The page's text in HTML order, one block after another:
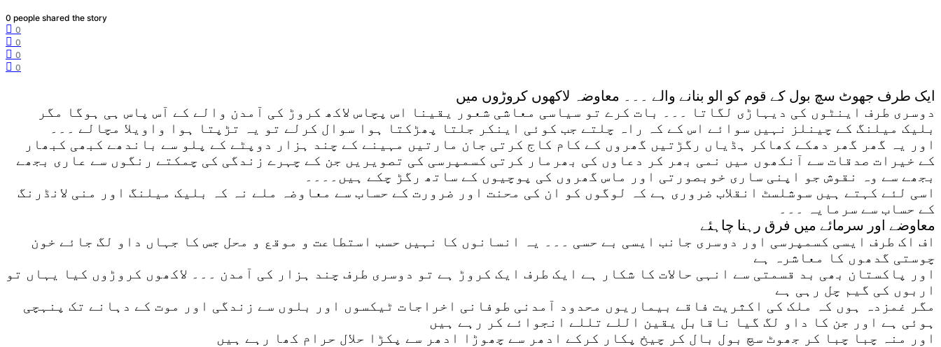
0 people shared the story
0
0
0
0
ایک طرف جھوٹ سچ بول کے قوم کو الو بنانے والے ۔۔۔ معاوضہ لاکھوں کروڑوں میں
دوسری طرف اینٹوں کی دیہاڑی لگاتا ۔۔۔ بات کرے تو سیاسی معاشی شعور یقینا اس پچاس لاکھ کروڑ کی آمدن والے کے آس پاس ہی ہوگا مگر
بلیک میلنگ کے چینلز نہیں سوائے اس کے کہ راہ چلتے جب کوئی اینکر جلتا پھڑکتا ہوا سوال کرلے تو یہ تڑپتا ہوا واویلا مچالے ۔۔۔
اور یہ گھر گھر دھکے کھاکر ہڈیاں رگڑتیں گھروں کے کام کاج کرتی جان مارتیں مہینے کے چند ہزار دوپٹے کے پلو سے باندھے کبھی کبھار
کے خیرات صدقات سے آنکھوں میں نمی بھر کر دعاوں کی بھرمار کرتی کسمپرسی کی تصویریں جن کے چہرے زندگی کی چمکتے رنگوں سے عاری بجھے
بجھے سے وہ نقوش جو اپنی ساری خوبصورتی اور ماس گھروں کی پوچیوں کے ساتھ رگڑ چکے ہیں۔۔۔۔
اسی لئے کہتے ہیں سوشلسٹ انقلاب ضروری ہے کہ لوگوں کو ان کی محنت اور ضرورت کے حساب سے معاوضہ ملے نہ کہ بلیک میلنگ اور منی لانڈرنگ
کے حساب سے سرمایہ ۔۔۔
معاوضے اور سرمائے میں فرق رہنا چاہئے
اف اک طرف ایسی کسمپرسی اور دوسری جانب ایسی بے حسی ۔۔۔ یہ انسانوں کا نہیں حسب استطاعت و موقع و محل جس کا جہاں داو لگ جائے خون
چوستی گدھوں کا معاشرہ ہے
اور پاکستان بھی بد قسمتی سے انہی حالات کا شکار ہے ایک طرف ایک کروڑ ہے تو دوسری طرف چند ہزار کی آمدن ۔۔۔ لاکھوں کروڑوں کیا یہاں تو
اربوں کی گیم چل رہی ہے
مگر غمزدہ ہوں کہ ملک کی اکثریت فاقے بیماریوں محدود آمدنی طوفانی اخراجات ٹیکسوں اور بلوں سے زندگی اور موت کے دہانے تک پنہچی
ہوئی ہے اور جن کا داو لگ گیا ناقابل یقین اللے تللے انجوائے کر رہے ہیں
اور منہ چبا چبا کر جھوٹ سچ بول بال کر چیخ پکار کرکے ادھر سے چھوڑا ادھر سے پکڑا حلال حرام کھا رہے ہیں